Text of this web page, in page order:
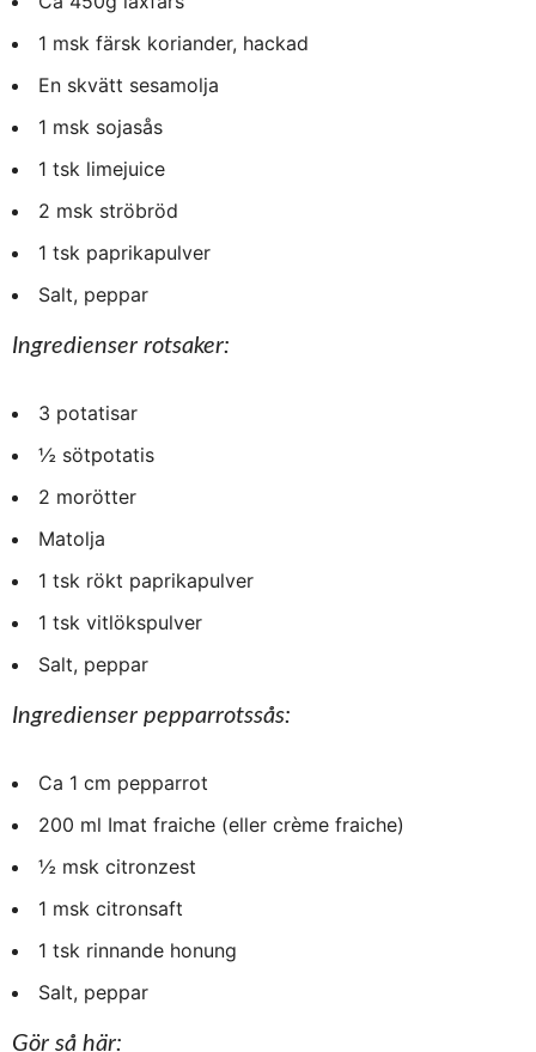
1 msk färsk koriander, hackad
En skvätt sesamolja
1 msk sojasås
1 tsk limejuice
2 msk ströbröd
1 tsk paprikapulver
Salt, peppar
Ingredienser rotsaker:
3 potatisar
½ sötpotatis
2 morötter
Matolja
1 tsk rökt paprikapulver
1 tsk vitlökspulver
Salt, peppar
Ingredienser pepparrotssås:
Ca 1 cm pepparrot
200 ml Imat fraiche (eller crème fraiche)
½ msk citronzest
1 msk citronsaft
1 tsk rinnande honung
Salt, peppar
Gör så här: